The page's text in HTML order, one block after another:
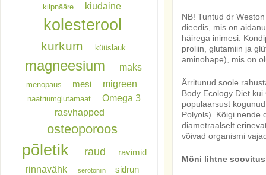
NB! Tuntud dr
dieedis, mis on
häirega inimesi.
proliin, glutamiin ja
aminohape), mis on
Ärritunud soole
Body Ecology Diet
populaarsust
Polyols). Kõigi nende
diametraalselt
võivad organismi
Mõni lihtne
kilpnääre kiudaine
kolesterool
kurkum küüslauk
magneesium maks
menopaus mesi migreen
naatriumglutamaat
Omega 3
rasvhapped
osteoporoos
põletik raud ravimid
rinnavähk serotoniin sidrun